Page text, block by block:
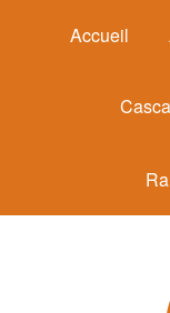
Accueil